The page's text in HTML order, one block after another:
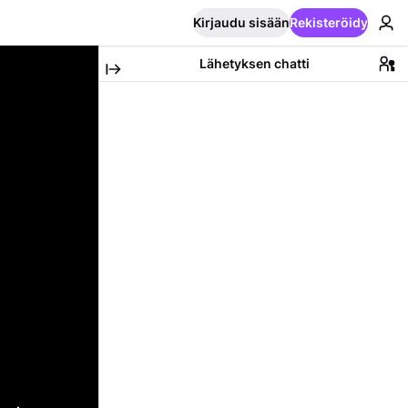
Kirjaudu sisäänRekisteröidy
Lähetyksen chatti